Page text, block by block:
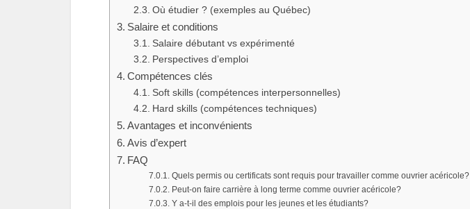
Où étudier ? (exemples au Québec)
Salaire et conditions
Salaire débutant vs expérimenté
Perspectives d’emploi
Compétences clés
Soft skills (compétences interpersonnelles)
Hard skills (compétences techniques)
Avantages et inconvénients
Avis d’expert
FAQ
Quels permis ou certificats sont requis pour travailler comme ouvrier acéricole?
Peut-on faire carrière à long terme comme ouvrier acéricole?
Y a-t-il des emplois pour les jeunes et les étudiants?